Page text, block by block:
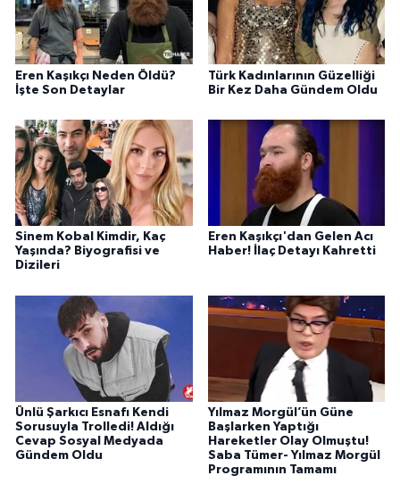
Eren Kaşıkçı Neden Öldü?
İşte Son Detaylar
Türk Kadınlarının Güzelliği
Bir Kez Daha Gündem Oldu
Sinem Kobal Kimdir, Kaç
Yaşında? Biyografisi ve
Dizileri
Eren Kaşıkçı'dan Gelen Acı
Haber! İlaç Detayı Kahretti
Ünlü Şarkıcı Esnafı Kendi
Sorusuyla Trolledi! Aldığı
Cevap Sosyal Medyada
Gündem Oldu
Yılmaz Morgül’ün Güne
Başlarken Yaptığı
Hareketler Olay Olmuştu!
Saba Tümer- Yılmaz Morgül
Programının Tamamı